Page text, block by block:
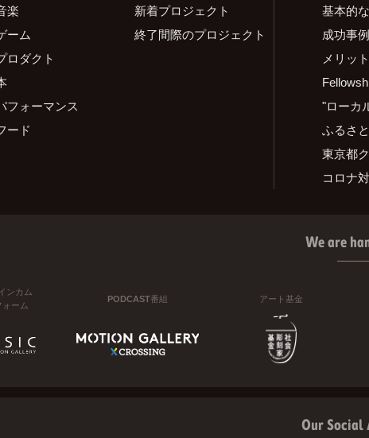
楽
ーム
ロダクト
フォーマンス
ード
新着プロジェクト
終了間際のプロジェクト
基本的
成功事
メリッ
"ローカ
ふるさ
東京都
コロナ
We are
ンカム
ーム
PODCAST番組 アート基金
Our Social